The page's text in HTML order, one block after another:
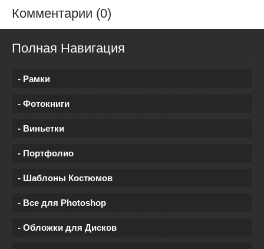
Комментарии (0)
Полная Навигация
- Рамки
- Фотокниги
- Виньетки
- Портфолио
- Шаблоны Костюмов
- Все для Photoshop
- Обложки для Дисков